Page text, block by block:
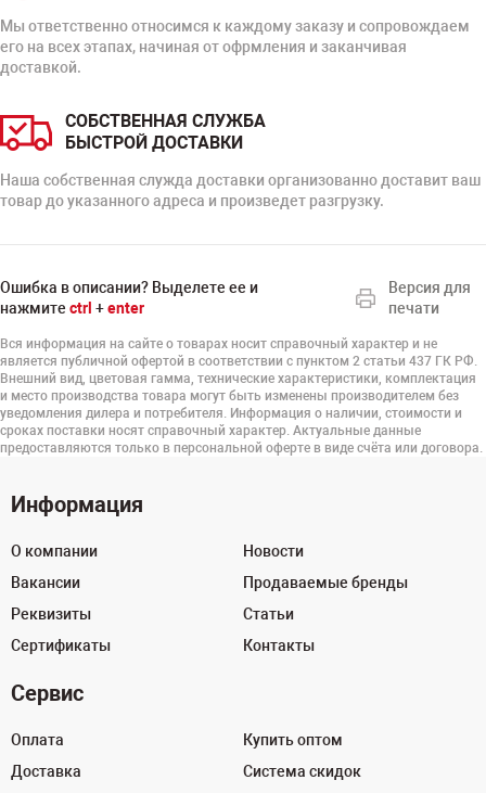
Мы ответственно относимся к каждому заказу и сопровождаем
его на всех этапах, начиная от офрмления и заканчивая
доставкой.
СОБСТВЕННАЯ СЛУЖБА
БЫСТРОЙ ДОСТАВКИ
Наша собственная служда доставки организованно доставит ваш
товар до указанного адреса и произведет разгрузку.
Ошибка в описании? Выделете ее и
нажмите ctrl +enter
Версия для
печати
Вся информация на сайте о товарах носит справочный характер и не
является публичной офертой в соответствии с пунктом 2 статьи 437 ГК РФ.
Внешний вид, цветовая гамма, технические характеристики, комплектация
и место производства товара могут быть изменены производителем без
уведомления дилера и потребителя. Информация о наличии, стоимости и
сроках поставки носят справочный характер. Актуальные данные
предоставляются только в персональной оферте в виде счёта или договора.
Информация
О компании
Вакансии
Реквизиты
Сертификаты
Новости
Продаваемые бренды
Статьи
Контакты
Сервис
Оплата
Доставка
Купить оптом
Система скидок